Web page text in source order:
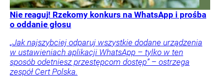
Nie reaguj! Rzekomy konkurs na WhatsApp i prośba
o oddanie głosu
„Jak najszybciej odparuj wszystkie dodane urządzenia
w ustawieniach aplikacji WhatsApp – tylko w ten
sposób odetniesz przestępcom dostęp” – ostrzega
zespół Cert Polska.